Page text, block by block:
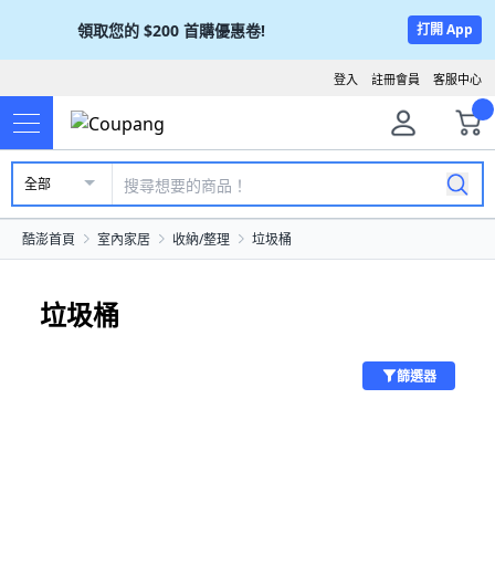
領取您的 $200 首購優惠卷! 打開 App
客服中心
註冊會員
登入
全部
酷澎首頁 室內家居 收納/整理 垃圾桶
垃圾桶
篩選器